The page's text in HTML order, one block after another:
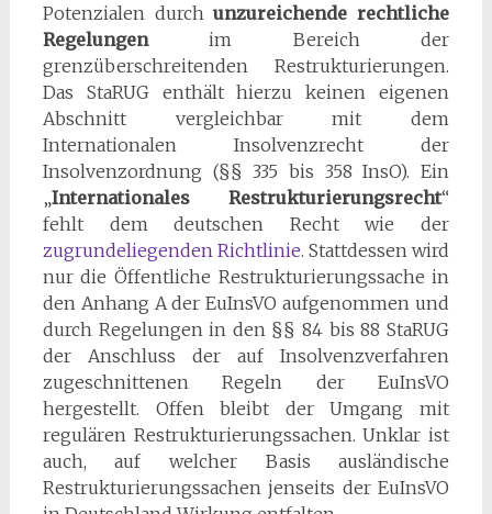
Potenzialen durchunzureichende rechtliche
Regelungenim Bereich der
grenzüberschreitenden Restrukturierungen.
Das StaRUG enthält hierzu keinen eigenen
Abschnitt vergleichbar mit dem
Internationalen Insolvenzrecht der
Insolvenzordnung (§§ 335 bis 358 InsO). Ein
„Internationales Restrukturierungsrecht“
fehlt dem deutschen Recht wie der
zugrundeliegenden Richtlinie. Stattdessen wird
nur die Öffentliche Restrukturierungssache in
den Anhang A der EuInsVO aufgenommen und
durch Regelungen in den §§ 84 bis 88 StaRUG
der Anschluss der auf Insolvenzverfahren
zugeschnittenen Regeln der EuInsVO
hergestellt. Offen bleibt der Umgang mit
regulären Restrukturierungssachen. Unklar ist
auch, auf welcher Basis ausländische
Restrukturierungssachen jenseits der EuInsVO